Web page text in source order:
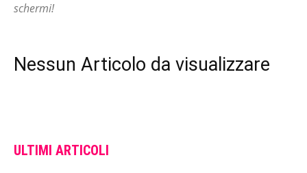
schermi!
Nessun Articolo da visualizzare
ULTIMI ARTICOLI